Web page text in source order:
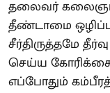
தலைவர்
தீண்டாமை
சீர்திருத்தமே
செய்ய
எப்போதும்